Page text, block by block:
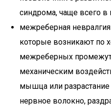
синдрома, чаще всего в
межреберная
которые возникают по
межреберных
механическим
мышца или разрастание
нервное волокно,